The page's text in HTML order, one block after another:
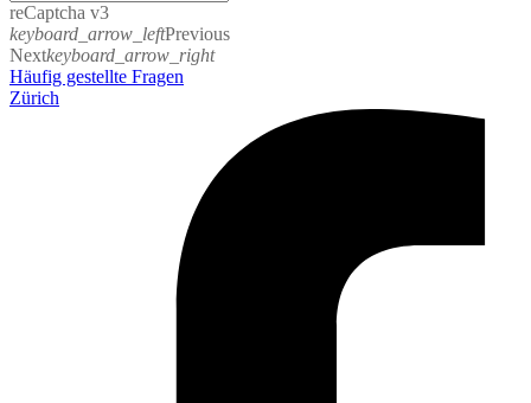
reCaptcha v3
keyboard_arrow_leftPrevious
Nextkeyboard_arrow_right
Häufig gestellte Fragen
Zürich